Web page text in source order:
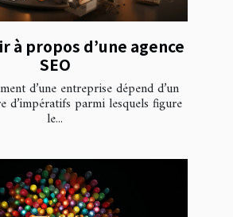
à propos d’une agence
SEO
d’une entreprise dépend d’un
d’impératifs parmi lesquels figure
le...